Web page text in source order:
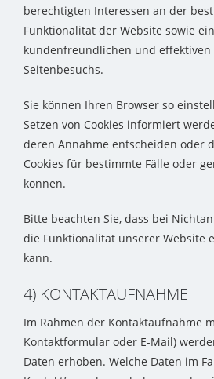
berechtigten Interessen an der
Funktionalität der Website sowie
kundenfreundlichen und effektiven
Seitenbesuchs.
Sie können Ihren Browser so
Setzen von Cookies informiert
deren Annahme entscheiden oder
Cookies für bestimmte Fälle oder
können.
Bitte beachten Sie, dass bei
die Funktionalität unserer Website
kann.
4) KONTAKTAUFNAHME
Im Rahmen der Kontaktaufnahme
Kontaktformular oder E-Mail)
Daten erhoben. Welche Daten im